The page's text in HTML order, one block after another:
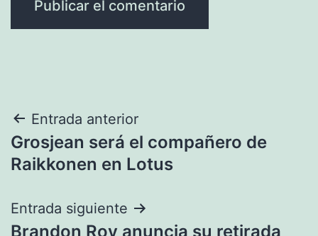
Navegación
de
Entrada anterior
Grosjean será el compañero de
Raikkonen en Lotus
Entrada siguiente
Brandon Roy anuncia su retirada